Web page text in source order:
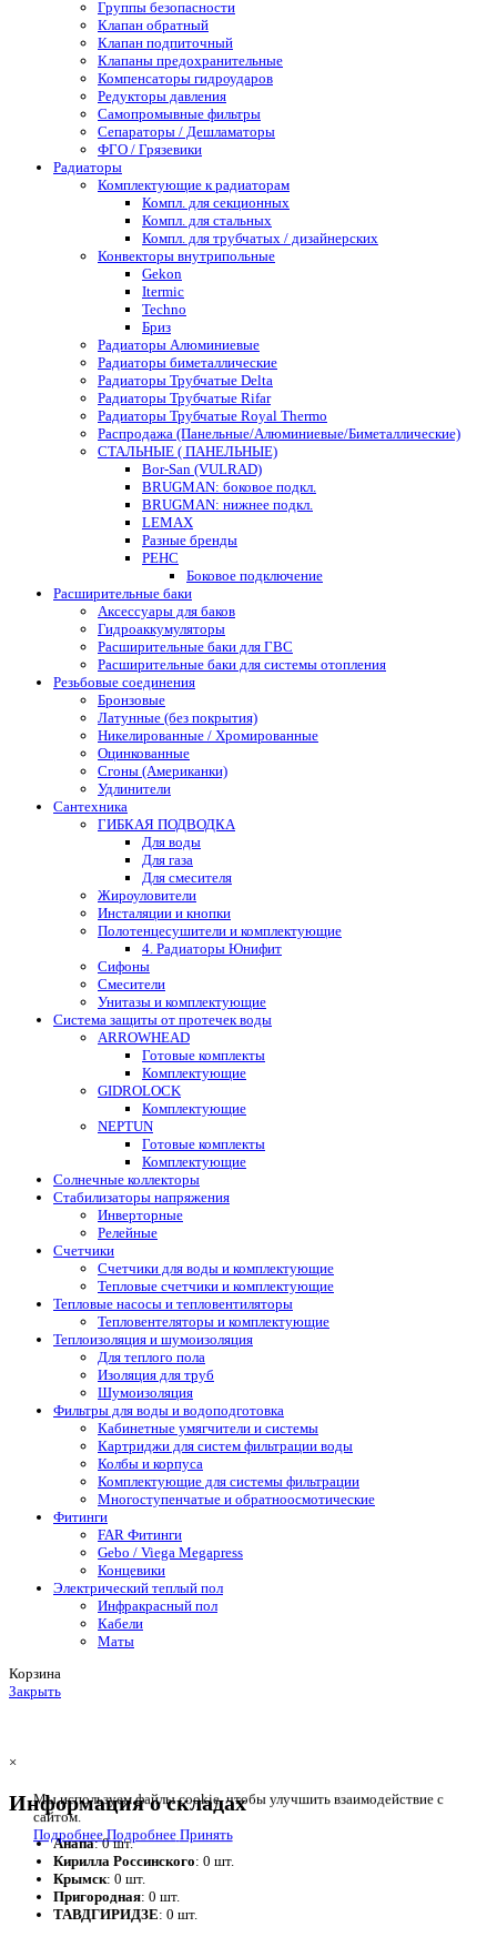
Группы безопасности
Клапан обратный
Клапан подпиточный
Клапаны предохранительные
Компенсаторы гидроударов
Редукторы давления
Самопромывные фильтры
Сепараторы / Дешламаторы
ФГО / Грязевики
Радиаторы
Комплектующие к радиаторам
Компл. для секционных
Компл. для стальных
Компл. для трубчатых / дизайнерских
Конвекторы внутрипольные
Gekon
Itermic
Techno
Бриз
Радиаторы Алюминиевые
Радиаторы биметаллические
Радиаторы Трубчатые Delta
Радиаторы Трубчатые Rifar
Радиаторы Трубчатые Royal Thermo
Распродажа (Панельные/Алюминиевые/Биметаллические)
СТАЛЬНЫЕ ( ПАНЕЛЬНЫЕ)
Bor-San (VULRAD)
BRUGMAN: боковое подкл.
BRUGMAN: нижнее подкл.
LEMAX
Разные бренды
РЕНС
Боковое подключение
Расширительные баки
Аксессуары для баков
Гидроаккумуляторы
Расширительные баки для ГВС
Расширительные баки для системы отопления
Резьбовые соединения
Бронзовые
Латунные (без покрытия)
Никелированные / Хромированные
Оцинкованные
Сгоны (Американки)
Удлинители
Сантехника
ГИБКАЯ ПОДВОДКА
Для воды
Для газа
Для смесителя
Жироуловители
Инсталяции и кнопки
Полотенцесушители и комплектующие
4. Радиаторы Юнифит
Сифоны
Смесители
Унитазы и комплектующие
Система защиты от протечек воды
ARROWHEAD
Готовые комплекты
Комплектующие
GIDROLOCK
Комплектующие
NEPTUN
Готовые комплекты
Комплектующие
Солнечные коллекторы
Стабилизаторы напряжения
Инверторные
Релейные
Счетчики
Счетчики для воды и комплектующие
Тепловые счетчики и комплектующие
Тепловые насосы и тепловентиляторы
Тепловентеляторы и комплектующие
Теплоизоляция и шумоизоляция
Для теплого пола
Изоляция для труб
Шумоизоляция
Фильтры для воды и водоподготовка
Кабинетные умягчители и системы
Картриджи для систем фильтрации воды
Колбы и корпуса
Комплектующие для системы фильтрации
Многоступенчатые и обратноосмотические
Фитинги
FAR Фитинги
Gebo / Viega Megapress
Концевики
Электрический теплый пол
Инфракрасный пол
Кабели
Маты
Корзина
Закрыть
Мы используем файлы cookie, чтобы улучшить взаимодействие с
сайтом.
ПодробнееПодробнее Принять
×
Информация о складах
Анапа: 0 шт.
Кирилла Россинского: 0 шт.
Крымск: 0 шт.
Пригородная: 0 шт.
ТАВДГИРИДЗЕ: 0 шт.